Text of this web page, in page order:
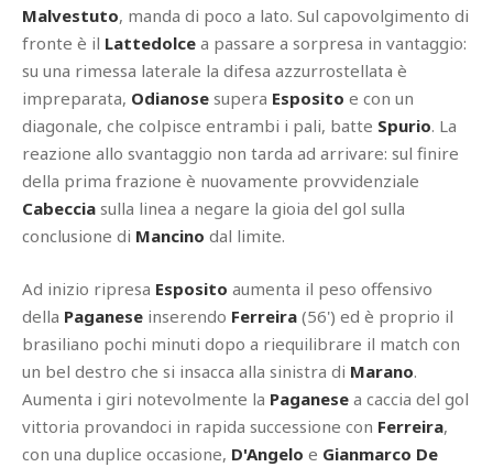
Malvestuto, manda di poco a lato. Sul capovolgimento di
fronte è il Lattedolce a passare a sorpresa in vantaggio:
su una rimessa laterale la difesa azzurrostellata è
impreparata, Odianose supera Esposito e con un
diagonale, che colpisce entrambi i pali, batte Spurio. La
reazione allo svantaggio non tarda ad arrivare: sul finire
della prima frazione è nuovamente provvidenziale
Cabeccia sulla linea a negare la gioia del gol sulla
conclusione di Mancino dal limite.
Ad inizio ripresa Esposito aumenta il peso offensivo
della Paganese inserendo Ferreira (56') ed è proprio il
brasiliano pochi minuti dopo a riequilibrare il match con
un bel destro che si insacca alla sinistra di Marano.
Aumenta i giri notevolmente la Paganese a caccia del gol
vittoria provandoci in rapida successione con Ferreira,
con una duplice occasione, D'Angelo e Gianmarco De